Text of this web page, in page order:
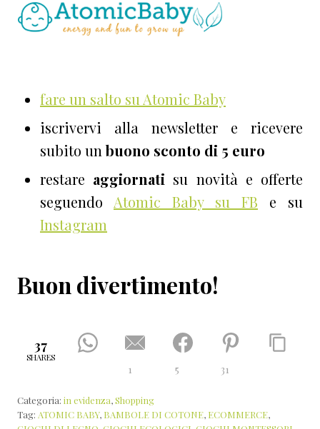
fare un salto su Atomic Baby
iscrivervi alla newsletter e ricevere
subito unbuono sconto di 5 euro
restare aggiornati su novità e offerte
seguendo Atomic Baby su FB e su
Instagram
Buon divertimento!
37
SHARES
1 5 31
Categoria: in evidenza,Shopping
Tag: ATOMIC BABY, BAMBOLE DI COTONE, ECOMMERCE,